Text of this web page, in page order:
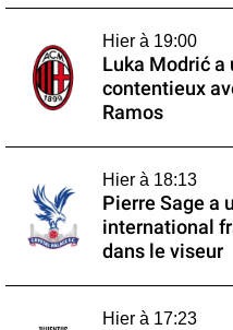
Hier à 19:00
Luka Modrić a
contentieux
Ramos
Hier à 18:13
Pierre Sage a
international
dans le viseur
Hier à 17:23